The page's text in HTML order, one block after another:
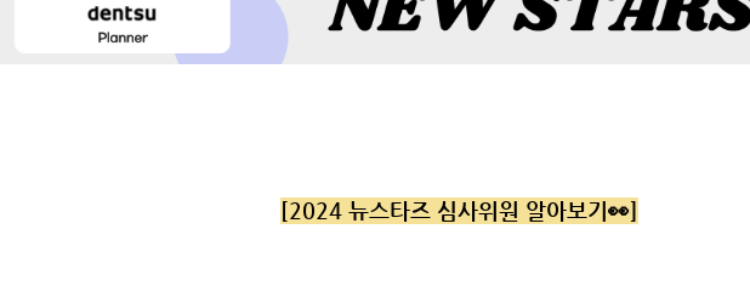
[2024 뉴스타즈 심사위원 알아보기👀]